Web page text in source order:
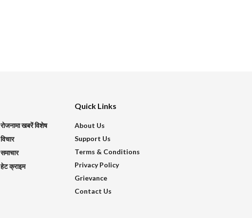
रोजनामा खबरें विशेष
विचार
समाचार
हेट क्राइम
Quick Links
About Us
Support Us
Terms & Conditions
Privacy Policy
Grievance
Contact Us